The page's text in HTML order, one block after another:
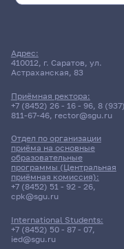
Адрес:
410012, г. Саратов, ул.
Астраханская, 83
Приёмная ректора:
+7 (8452) 26 - 16 - 96, 8 (937)
811-67-46, rector@sgu.ru
Отдел по организации
приёма на основные
образовательные
программы (Центральная
приёмная комиссия):
+7 (8452) 51 - 92 - 26,
cpk@sgu.ru
International Students:
+7 (8452) 50 - 87 - 07,
ied@sgu.ru